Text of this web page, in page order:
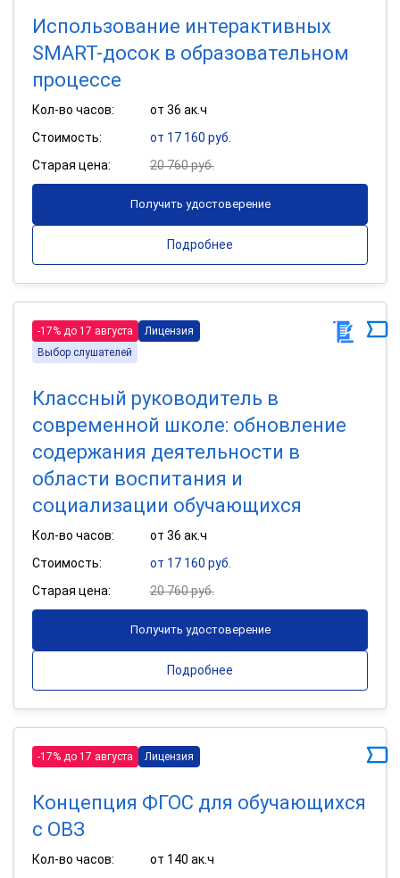
Использование интерактивных
SMART-досок в образовательном
процессе
Кол-во часов:
от 36 ак.ч
Стоимость:
от 17 160 руб.
Старая цена:
20 760 руб.
Получить удостоверение
Подробнее
-17% до 17 августа
Лицензия
Выбор слушателей
Классный руководитель в
современной школе: обновление
содержания деятельности в
области воспитания и
социализации обучающихся
Кол-во часов:
от 36 ак.ч
Стоимость:
от 17 160 руб.
Старая цена:
20 760 руб.
Получить удостоверение
Подробнее
-17% до 17 августа Лицензия
Концепция ФГОС для обучающихся
с ОВЗ
Кол-во часов:
от 140 ак.ч